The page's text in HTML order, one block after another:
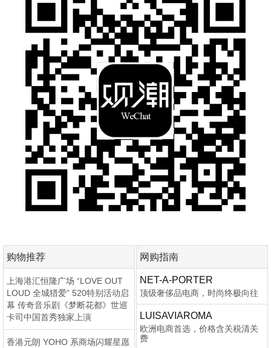
购物推荐
上海港汇恒隆广场 “LOVE OUT
LOUD 全城猎爱” 520特别活动启
幕 传奇音乐剧《梦断花都》世巡
卡司中国首秀独家上演
香港元朗 YOHO 系商场闪耀星愿
网购指南
NET-A-PORTER
顶级奢侈品电商，时尚终极向往
LUISAVIAROMA
欧洲电商首选，价格含关税清关
费